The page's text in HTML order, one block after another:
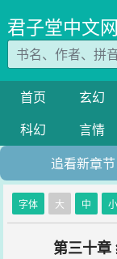
君子堂中文网
首页 玄幻
科幻
言情
追看新章
字体 大 中 小
第三十章